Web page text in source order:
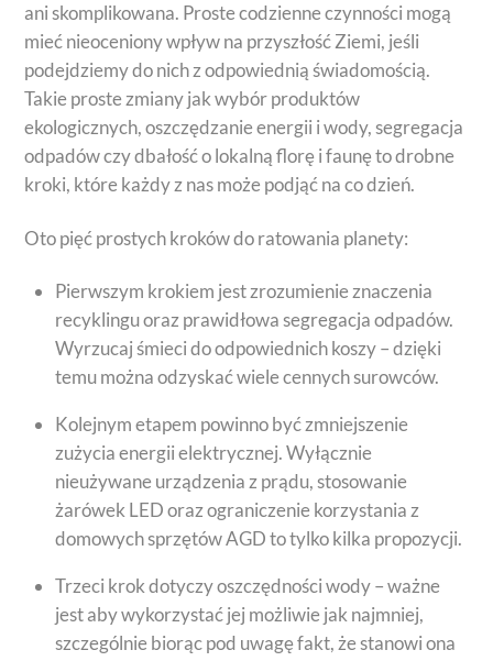
ani skomplikowana. Proste codzienne czynności mogą
mieć nieoceniony wpływ na przyszłość Ziemi, jeśli
podejdziemy do nich z odpowiednią świadomością.
Takie proste zmiany jak wybór produktów
ekologicznych, oszczędzanie energii i wody, segregacja
odpadów czy dbałość o lokalną florę i faunę to drobne
kroki, które każdy z nas może podjąć na co dzień.
Oto pięć prostych kroków do ratowania planety:
Pierwszym krokiem jest zrozumienie znaczenia
recyklingu oraz prawidłowa segregacja odpadów.
Wyrzucaj śmieci do odpowiednich koszy – dzięki
temu można odzyskać wiele cennych surowców.
Kolejnym etapem powinno być zmniejszenie
zużycia energii elektrycznej. Wyłącznie
nieużywane urządzenia z prądu, stosowanie
żarówek LED oraz ograniczenie korzystania z
domowych sprzętów AGD to tylko kilka propozycji.
Trzeci krok dotyczy oszczędności wody – ważne
jest aby wykorzystać jej możliwie jak najmniej,
szczególnie biorąc pod uwagę fakt, że stanowi ona